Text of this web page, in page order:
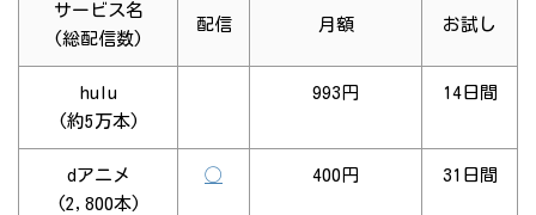
サービス名
(総配信数)
配信 月額 お試し
hulu
(約5万本)
993円 14日間
dアニメ
(2,800本)
◯ 400円 31日間